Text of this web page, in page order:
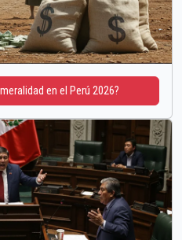
en el Perú 2026?